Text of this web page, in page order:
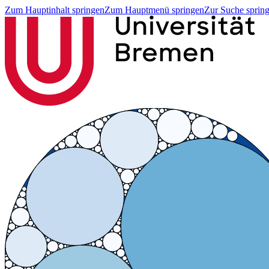
Zum Hauptinhalt springenZum Hauptmenü springenZur Suche